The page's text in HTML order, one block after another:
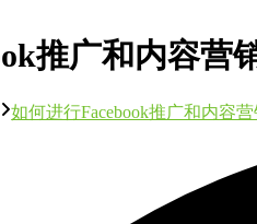
推广和内容营
如何进行Facebook推广和内容营